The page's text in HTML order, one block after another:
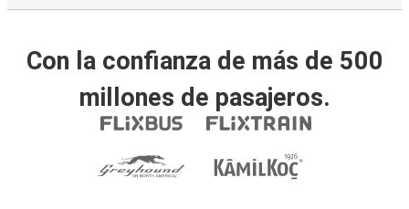
Con la confianza de más de 500
millones de pasajeros.